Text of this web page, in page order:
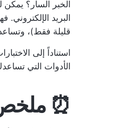
الخبر السار؟ يمكن
البريد
قليلة فقط)،
الأدوات التي
⏰ ملخص 60